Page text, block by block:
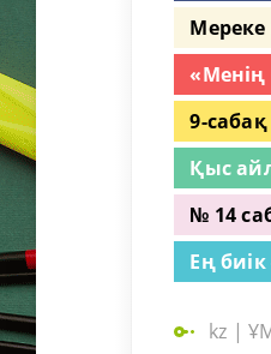
Мереке
«Менің
9-
Қыс
№ 14
Ең
kz |